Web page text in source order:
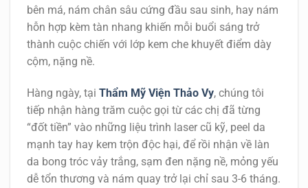
bên má, nám chân sâu cứng đầu sau sinh, hay nám
hỗn hợp kèm tàn nhang khiến mỗi buổi sáng trở
thành cuộc chiến với lớp kem che khuyết điểm dày
cộm, nặng nề.
Hàng ngày, tại Thẩm Mỹ Viện Thảo Vy, chúng tôi
tiếp nhận hàng trăm cuộc gọi từ các chị đã từng
“đốt tiền” vào những liệu trình laser cũ kỹ, peel da
mạnh tay hay kem trộn độc hại, để rồi nhận về làn
da bong tróc vảy trắng, sạm đen nặng nề, mỏng yếu
dễ tổn thương và nám quay trở lại chỉ sau 3-6 tháng.